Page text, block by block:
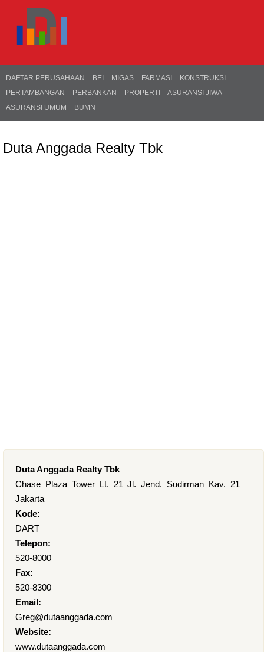
DAFTAR PERUSAHAAN BEI MIGAS FARMASI
KONSTRUKSI
PERTAMBANGAN
PERBANKAN PROPERTI
ASURANSI JIWA
ASURANSI UMUM
BUMN
Duta Anggada Realty Tbk
Duta Anggada Realty Tbk
Chase Plaza Tower Lt. 21 Jl. Jend. Sudirman Kav. 21
Jakarta
Kode:
DART
Telepon:
520-8000
Fax:
520-8300
Email:
Greg@dutaanggada.com
Website:
www.dutaanggada.com